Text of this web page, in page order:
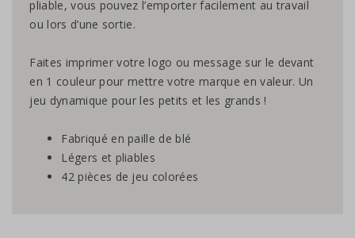
pliable, vous pouvez l’emporter facilement au travail
ou lors d’une sortie.
Faites imprimer votre logo ou message sur le devant
en 1 couleur pour mettre votre marque en valeur. Un
jeu dynamique pour les petits et les grands !
Fabriqué en paille de blé
Légers et pliables
42 pièces de jeu colorées